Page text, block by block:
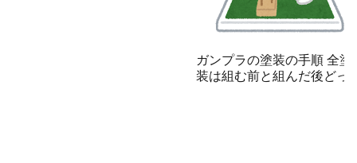
ガンプラの塗装の手順 全塗
装は組む前と組んだ後どっ